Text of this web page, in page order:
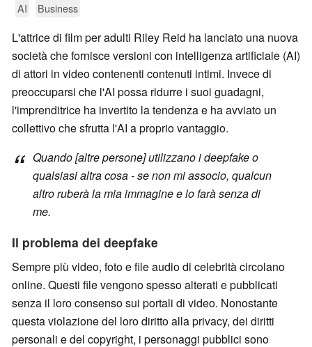
AI Business
L'attrice di film per adulti Riley Reid ha lanciato una nuova
società che fornisce versioni con intelligenza artificiale (AI)
di attori in video contenenti contenuti intimi. Invece di
preoccuparsi che l'AI possa ridurre i suoi guadagni,
l'imprenditrice ha invertito la tendenza e ha avviato un
collettivo che sfrutta l'AI a proprio vantaggio.
Quando [altre persone] utilizzano i deepfake o
qualsiasi altra cosa - se non mi associo, qualcun
altro ruberà la mia immagine e lo farà senza di
me.
Il problema dei deepfake
Sempre più video, foto e file audio di celebrità circolano
online. Questi file vengono spesso alterati e pubblicati
senza il loro consenso sui portali di video. Nonostante
questa violazione del loro diritto alla privacy, dei diritti
personali e del copyright, i personaggi pubblici sono